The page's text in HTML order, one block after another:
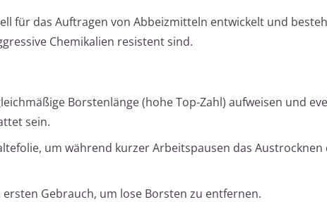
für das Auftragen von Abbeizmitteln entwickelt und
Chemikalien resistent sind.
Borstenlänge (hohe Top-Zahl) aufweisen und
sein.
um während kurzer Arbeitspausen das
ersten Gebrauch, um lose Borsten zu entfernen.